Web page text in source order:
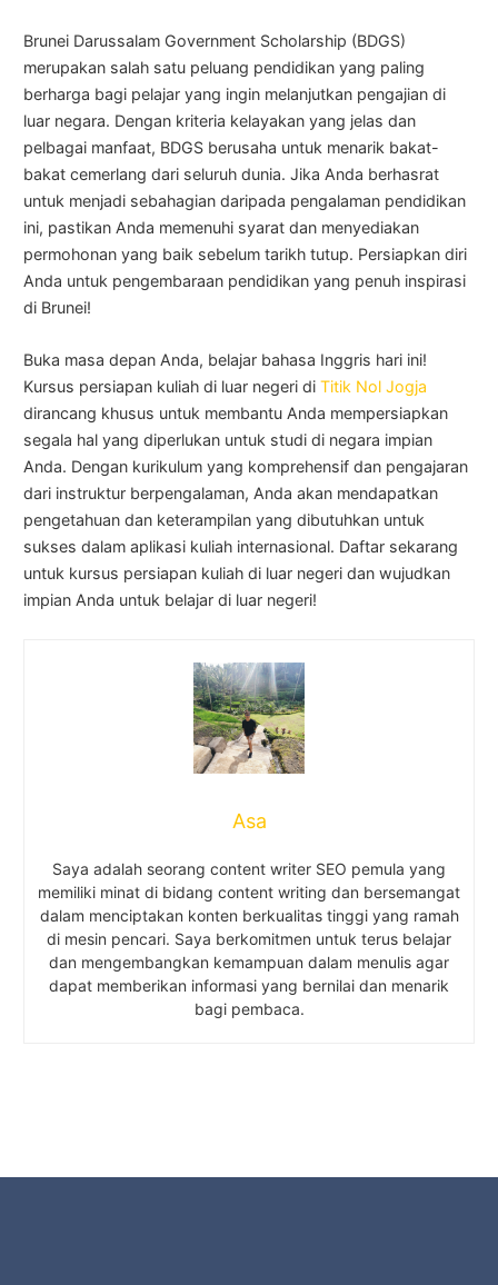
Brunei Darussalam Government Scholarship (BDGS)
merupakan salah satu peluang pendidikan yang paling
berharga bagi pelajar yang ingin melanjutkan pengajian di
luar negara. Dengan kriteria kelayakan yang jelas dan
pelbagai manfaat, BDGS berusaha untuk menarik bakat-
bakat cemerlang dari seluruh dunia. Jika Anda berhasrat
untuk menjadi sebahagian daripada pengalaman pendidikan
ini, pastikan Anda memenuhi syarat dan menyediakan
permohonan yang baik sebelum tarikh tutup. Persiapkan diri
Anda untuk pengembaraan pendidikan yang penuh inspirasi
di Brunei!
Buka masa depan Anda, belajar bahasa Inggris hari ini!
Kursus persiapan kuliah di luar negeri diTitik Nol Jogja
dirancang khusus untuk membantu Anda mempersiapkan
segala hal yang diperlukan untuk studi di negara impian
Anda. Dengan kurikulum yang komprehensif dan pengajaran
dari instruktur berpengalaman, Anda akan mendapatkan
pengetahuan dan keterampilan yang dibutuhkan untuk
sukses dalam aplikasi kuliah internasional. Daftar sekarang
untuk kursus persiapan kuliah di luar negeri dan wujudkan
impian Anda untuk belajar di luar negeri!
Asa
Saya adalah seorang content writer SEO pemula yang
memiliki minat di bidang content writing dan bersemangat
dalam menciptakan konten berkualitas tinggi yang ramah
di mesin pencari. Saya berkomitmen untuk terus belajar
dan mengembangkan kemampuan dalam menulis agar
dapat memberikan informasi yang bernilai dan menarik
bagi pembaca.